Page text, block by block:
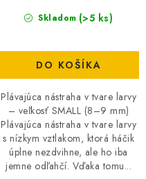
Skladom (>5 ks)
DO KOŠÍKA
Plávajúca nástraha v tvare larvy
– veľkosť SMALL (8–9 mm)
Plávajúca nástraha v tvare larvy
s nízkym vztlakom, ktorá háčik
úplne nezdvihne, ale ho iba
jemne odľahčí. Vďaka tomu...